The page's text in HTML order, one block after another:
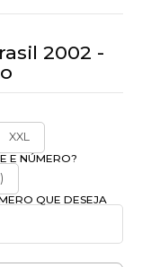
2002 -
XXL
E NÚMERO?
QUE DESEJA